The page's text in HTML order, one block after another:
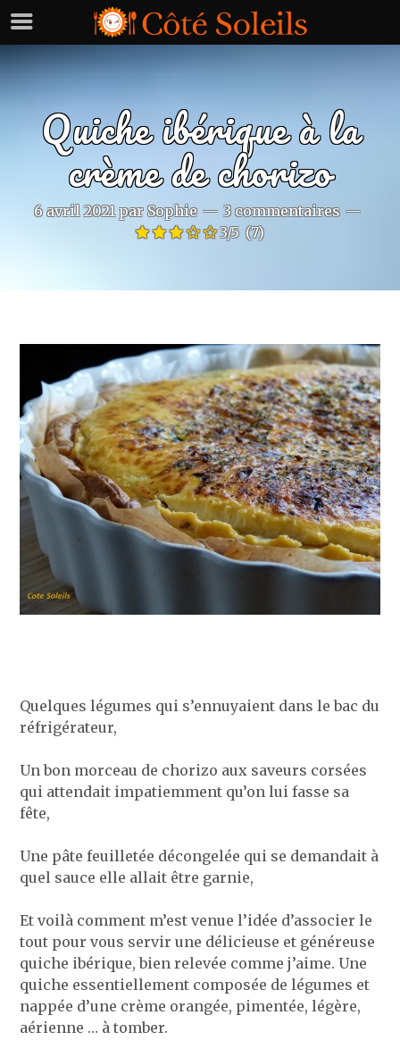
Quiche ibérique à la
crème de chorizo
6 avril 2021 par Sophie
3 commentaires
3/5 (7)
Quelques légumes qui s’ennuyaient dans le bac du
réfrigérateur,
Un bon morceau de chorizo aux saveurs corsées
qui attendait impatiemment qu’on lui fasse sa
fête,
Une pâte feuilletée décongelée qui se demandait à
quel sauce elle allait être garnie,
Et voilà comment m’est venue l’idée d’associer le
tout pour vous servir une délicieuse et généreuse
quiche ibérique, bien relevée comme j’aime. Une
quiche essentiellement composée de légumes et
nappée d’une crème orangée, pimentée, légère,
aérienne … à tomber.